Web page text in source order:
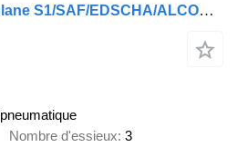
Schwarzmüller Seitenplane S1/SAF/EDSCHA/ALCOA/XL ZERTIFIKAT
Nombre d'essieux 3